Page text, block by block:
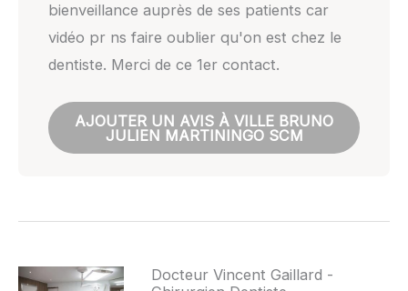
bienveillance auprès de ses patients car
vidéo pr ns faire oublier qu'on est chez le
dentiste. Merci de ce 1er contact.
AJOUTER UN AVIS À VILLE BRUNO
JULIEN MARTININGO SCM
Docteur Vincent Gaillard -